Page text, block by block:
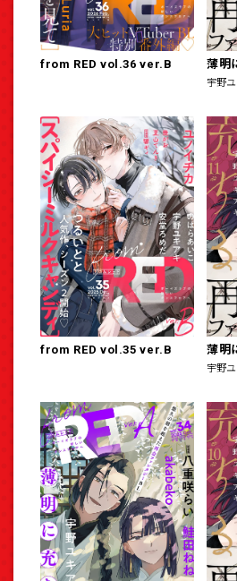
from RED vol.36 ver.B 薄明
宇野
from RED vol.35 ver.B 薄明
宇野